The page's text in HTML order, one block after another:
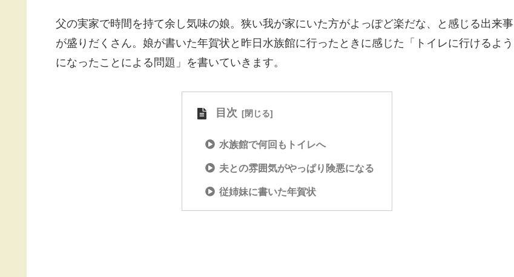
父の実家で時間を持て余し気味の娘。狭い我が家にいた方がよっぽど楽だな、と感じる出来事
が盛りだくさん。娘が書いた年賀状と昨日水族館に行ったときに感じた「トイレに行けるよう
になったことによる問題」を書いていきます。
目次
水族館で何回もトイレへ
夫との雰囲気がやっぱり険悪になる
従姉妹に書いた年賀状